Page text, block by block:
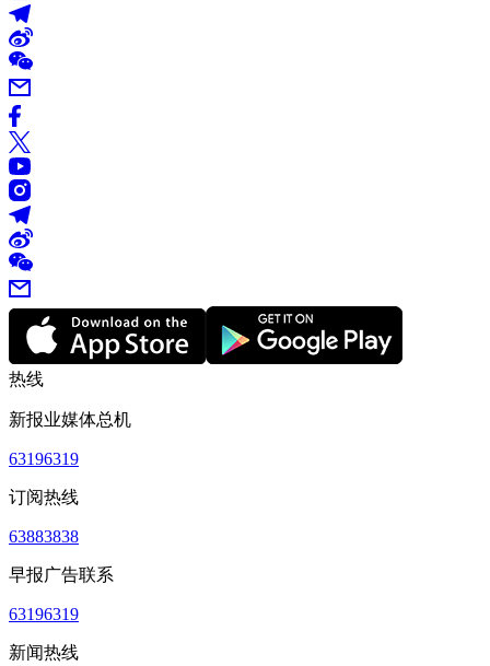
热线
新报业媒体总机
63196319
订阅热线
63883838
早报广告联系
63196319
新闻热线